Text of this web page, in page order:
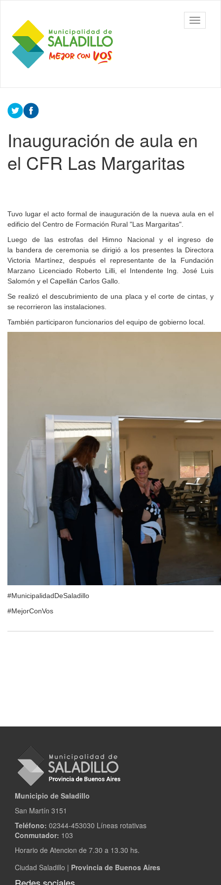
contenido
principal
Municipalidad
de Saladillo
barra
Contenido
principal
Inauguración de aula en
el CFR Las Margaritas
Tuvo lugar el acto formal de inauguración de la nueva aula en el
edificio del Centro de Formación Rural "Las Margaritas".
Luego de las estrofas del Himno Nacional y el ingreso de
la bandera de ceremonia se dirigió a los presentes la Directora
Victoria Martínez, después el representante de la Fundación
Marzano Licenciado Roberto Lilli, el Intendente Ing. José Luis
Salomón y el Capellán Carlos Gallo.
Se realizó el descubrimiento de una placa y el corte de cintas, y
se recorrieron las instalaciones.
También participaron funcionarios del equipo de gobierno local.
#MunicipalidadDeSaladillo
#MejorConVos
Municipio de Saladillo
San Martín 3151
Teléfono: 02344-453030 Líneas rotativas
Conmutador: 103
Horario de Atencion de 7.30 a 13.30 hs.
Ciudad Saladillo | Provincia de Buenos Aires